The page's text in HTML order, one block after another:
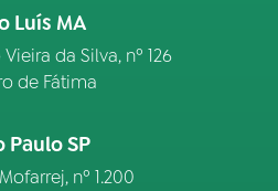
Luís MA
da Silva, nº 126
de Fátima
Paulo SP
nº 1.200